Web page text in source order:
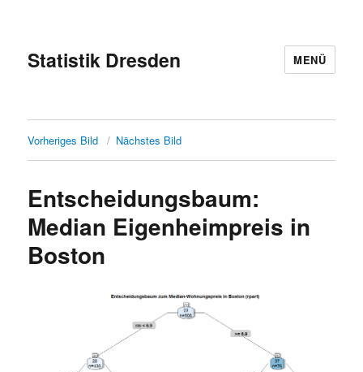
Statistik Dresden MENÜ
Vorheriges Bild Nächstes Bild
Entscheidungsbaum:
Median Eigenheimpreis in
Boston